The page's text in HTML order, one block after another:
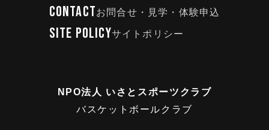
CONTACTお問合せ・見学・体験申込
SITE POLICYサイトポリシー
NPO法人 いさとスポーツクラブ
バスケットボールクラブ